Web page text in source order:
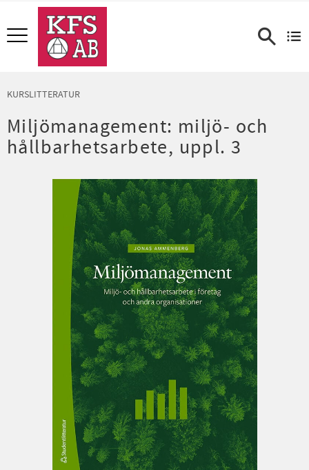
Meny
KURSLITTERATUR
Miljömanagement: miljö- och
hållbarhetsarbete, uppl. 3